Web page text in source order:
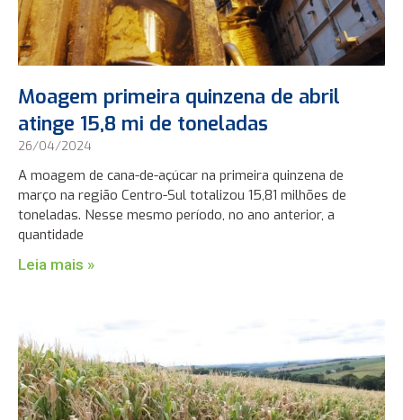
Moagem primeira quinzena de abril
atinge 15,8 mi de toneladas
26/04/2024
A moagem de cana-de-açúcar na primeira quinzena de
março na região Centro-Sul totalizou 15,81 milhões de
toneladas. Nesse mesmo período, no ano anterior, a
quantidade
Leia mais »